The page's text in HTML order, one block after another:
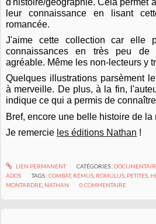
d'histoire/géographie. Cela permet
leur connaissance en lisant
romancée.
J'aime cette collection car elle
connaissances en très peu
agréable. Même les non-lecteurs y
Quelques illustrations parsèment
à merveille. De plus, à la fin,
indique ce qui a permis de
Bref, encore une belle histoire de
Je remercie les éditions Nathan !
LIEN PERMANENT CATÉGORIES :
ADOS
TAGS :COMBAT, RÉMUS ROMULUS PETITES
MONTARDRE NATHAN 0 COMMENTAIRE